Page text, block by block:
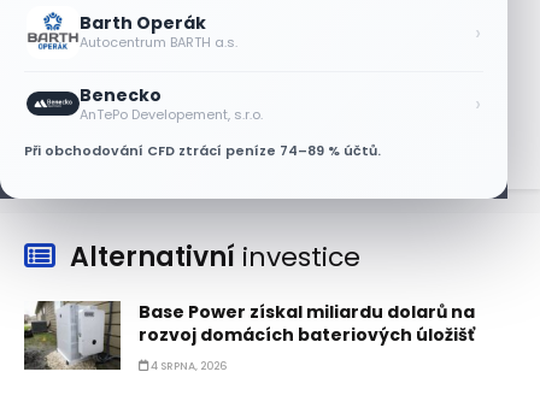
Barth Operák
Autocentrum BARTH a.s. ›
Benecko
AnTePo Developement, s.r.o. ›
Při obchodování CFD ztrácí peníze 74–89 % účtů.
Asijské technologie oslabily, SK Hynix se
6 SRPNA, 2026
Alternativní investice
Base Power získal miliardu dolarů na
rozvoj domácích bateriových úložišť
4 SRPNA, 2026